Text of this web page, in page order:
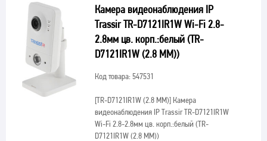
Камера видеонаблюдения IP
Trassir TR-D7121IR1W Wi-Fi 2.8-
2.8мм цв. корп.:белый (TR-
D7121IR1W (2.8 MM))
Код товара: 547531
[TR-D7121IR1W (2.8 MM)]Камера
видеонаблюдения IP Trassir TR-D7121IR1W
Wi-Fi 2.8-2.8мм цв. корп.:белый (TR-
D7121IR1W (2.8 MM))